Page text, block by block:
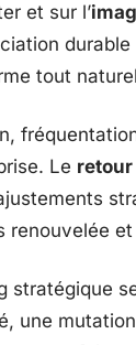
et sur l’
tout
Le
renouvelée
stratégique
une